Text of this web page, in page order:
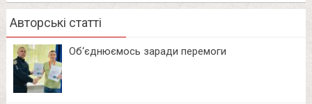
Авторські статті
Об‘єднюємось заради перемоги